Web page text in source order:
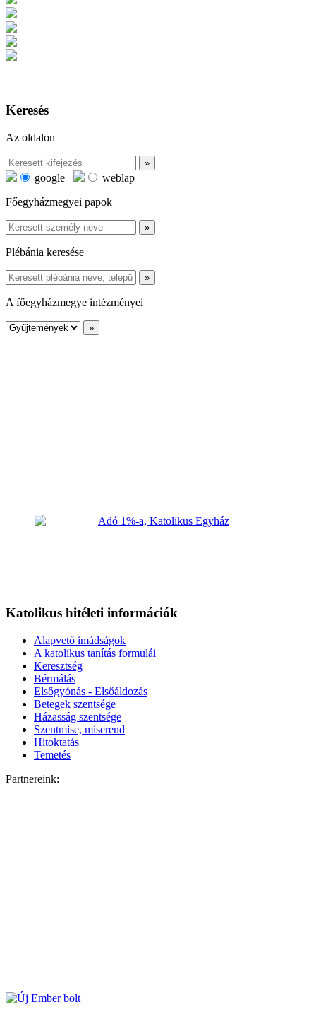
Keresés
Az oldalon
google
weblap
Főegyházmegyei papok
Plébánia keresése
A főegyházmegye intézményei
Katolikus hitéleti információk
Alapvető imádságok
A katolikus tanítás formulái
Keresztség
Bérmálás
Elsőgyónás - Elsőáldozás
Betegek szentsége
Házasság szentsége
Szentmise, miserend
Hitoktatás
Temetés
Partnereink: